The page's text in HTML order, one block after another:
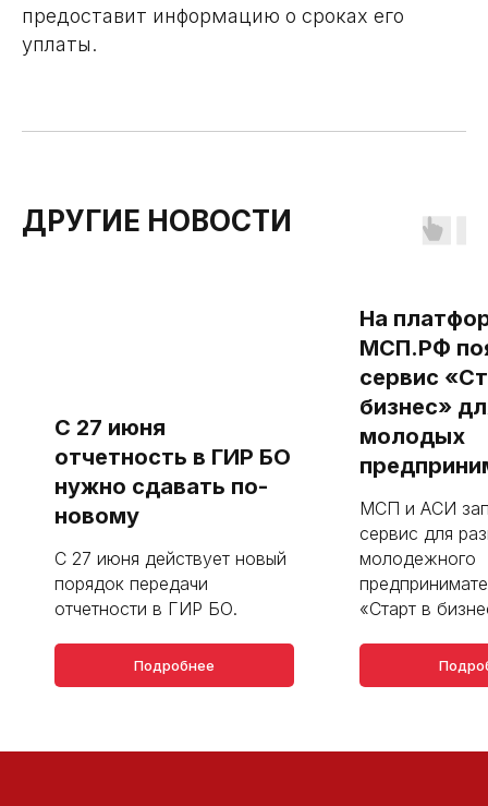
предоставит информацию о сроках его
уплаты.
ДРУГИЕ НОВОСТИ
С 27 июня
отчетность в ГИР БО
нужно сдавать по-
новому
С 27 июня действует новый
порядок передачи
отчетности в ГИР БО.
Подробнее
На
МСП.РФ
сервис
бизнес»
молодых
МСП и АСИ
сервис для
молодежного
«Старт в